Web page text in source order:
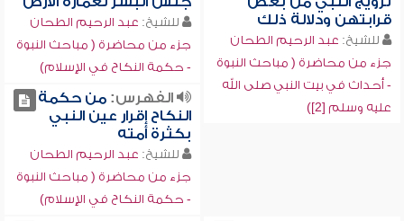
قرابتهن ودلالة ذلك
للشيخ: عبد الرحيم الطحان
جزء من محاضرة ( مباحث النبوة
- أحداث في بيت النبي صلى الله
عليه وسلم [2])
للشيخ: عبد الرحيم الطحان
جزء من محاضرة ( مباحث النبوة
- حكمة النكاح في الإسلام)
الفهرس:من حكمة
النكاح إقرار عين النبي
بكثرة أمته
للشيخ: عبد الرحيم الطحان
جزء من محاضرة ( مباحث النبوة
- حكمة النكاح في الإسلام)